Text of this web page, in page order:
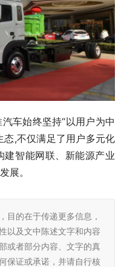
车始终坚持“以用户为中
态,不仅满足了用户多元化
建智能网联、新能源产业
展。
目的在于传递更多信息，
以及文中陈述文字和内容
或者部分内容、文字的真
保证或承诺，并请自行核